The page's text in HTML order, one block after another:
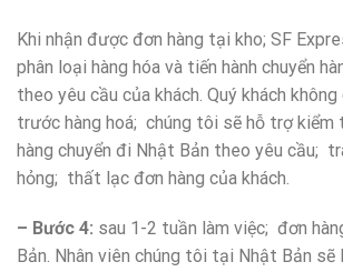
Khi nhận được đơn hàng tại kho; SF
phân loại hàng hóa và tiến hành chuyển
theo yêu cầu của khách. Quý khách
trước hàng hoá; chúng tôi sẽ hỗ trợ kiểm
hàng chuyển đi Nhật Bản theo yêu cầu;
hỏng; thất lạc đơn hàng của khách.
– Bước 4: sau 1-2 tuần làm việc; đơn
Bản. Nhân viên chúng tôi tại Nhật Bản